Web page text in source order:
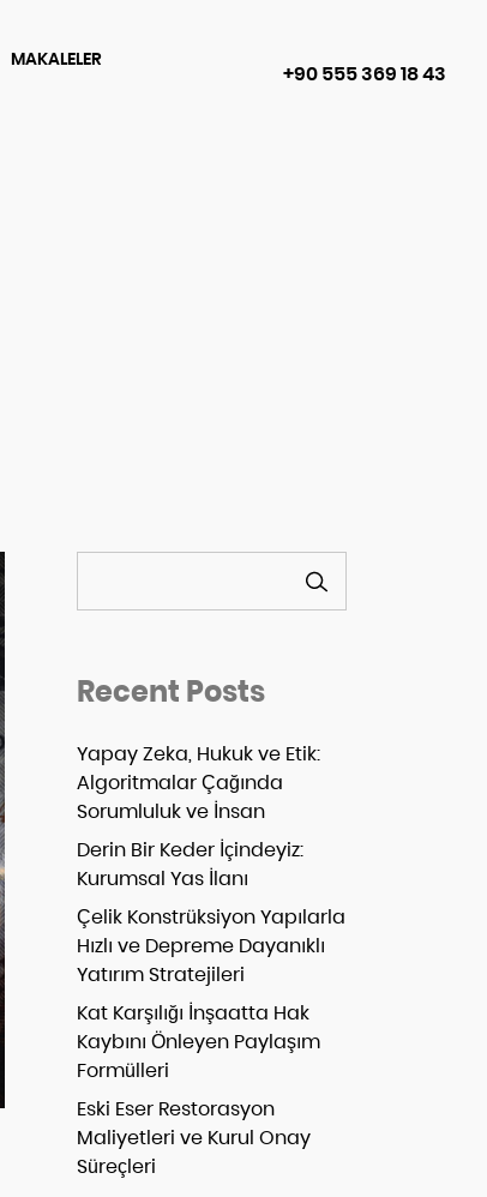
MAKALELER
+90 555 369 18 43
Recent Posts
Yapay Zeka, Hukuk ve Etik:
Algoritmalar Çağında
Sorumluluk ve İnsan
Derin Bir Keder İçindeyiz:
Kurumsal Yas İlanı
Çelik Konstrüksiyon Yapılarla
Hızlı ve Depreme Dayanıklı
Yatırım Stratejileri
Kat Karşılığı İnşaatta Hak
Kaybını Önleyen Paylaşım
Formülleri
Eski Eser Restorasyon
Maliyetleri ve Kurul Onay
Süreçleri